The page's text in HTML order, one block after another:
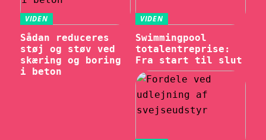
VIDEN
Sådan reduceres
støj og støv ved
skæring og boring
i beton
VIDEN
Swimmingpool
totalentreprise:
Fra start til slut